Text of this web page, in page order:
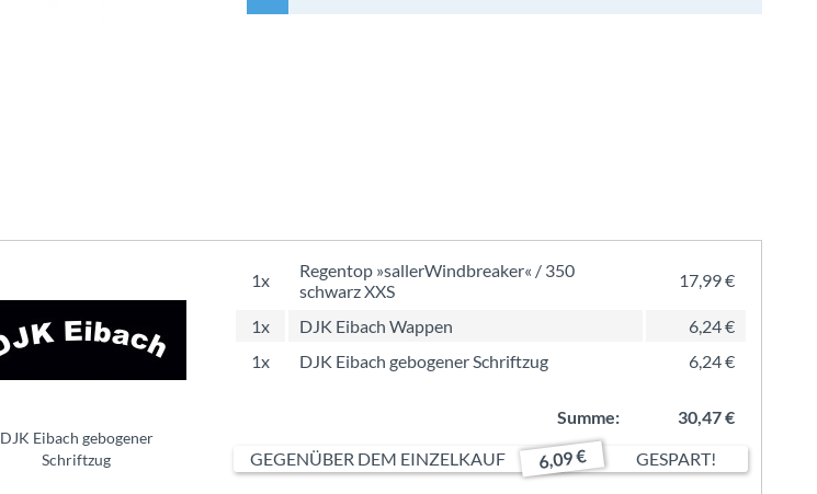
DJK Eibach gebogener
Schriftzug
1x
Regentop »sallerWindbreaker« / 350
schwarz XXS
17,99 €
1x DJK Eibach Wappen
6,24 €
1x
DJK Eibach gebogener Schriftzug 6,24 €
Summe:
30,47 €
GEGENÜBER DEM EINZELKAUF
6,09 € GESPART!